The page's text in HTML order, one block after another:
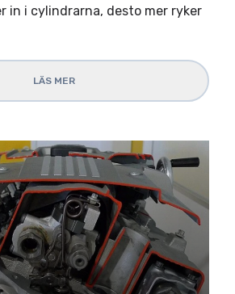
in i cylindrarna, desto mer ryker
LÄS MER